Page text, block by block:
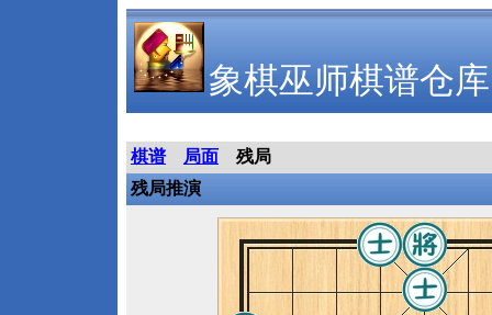
象棋巫师棋谱仓库
棋谱 局面
残局
残局推演